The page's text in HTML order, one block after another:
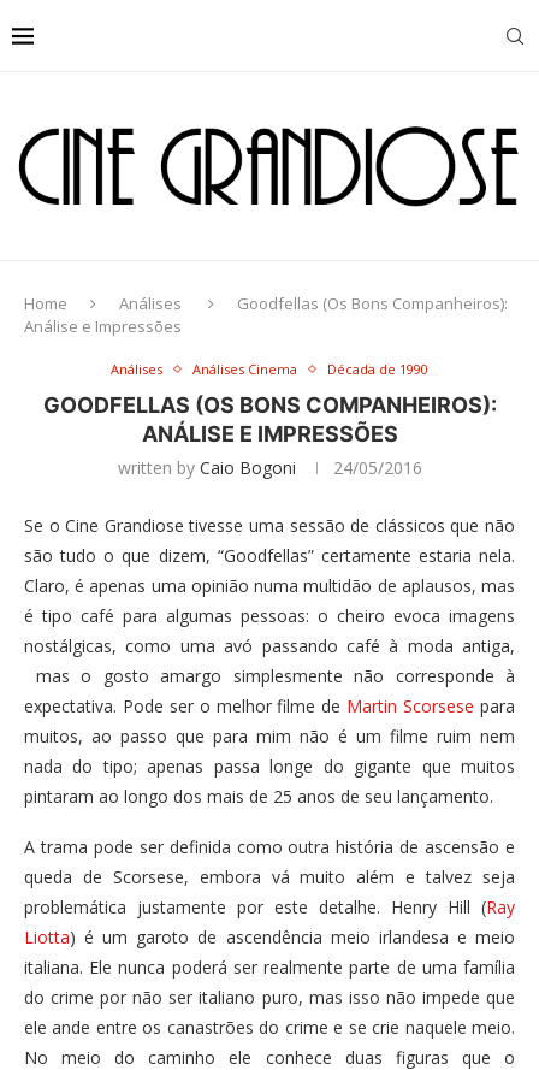
Home Análises
Goodfellas (Os Bons Companheiros):
Análise e Impressões
Análises Análises Cinema Década de 1990
GOODFELLAS (OS BONS COMPANHEIROS):
ANÁLISE E IMPRESSÕES
written by Caio Bogoni 24/05/2016
Se o Cine Grandiose tivesse uma sessão de clássicos que não
são tudo o que dizem, “Goodfellas” certamente estaria nela.
Claro, é apenas uma opinião numa multidão de aplausos, mas
é tipo café para algumas pessoas: o cheiro evoca imagens
nostálgicas, como uma avó passando café à moda antiga,
mas o gosto amargo simplesmente não corresponde à
expectativa. Pode ser o melhor filme de Martin Scorsese para
muitos, ao passo que para mim não é um filme ruim nem
nada do tipo; apenas passa longe do gigante que muitos
pintaram ao longo dos mais de 25 anos de seu lançamento.
A trama pode ser definida como outra história de ascensão e
queda de Scorsese, embora vá muito além e talvez seja
problemática justamente por este detalhe. Henry Hill (Ray
Liotta) é um garoto de ascendência meio irlandesa e meio
italiana. Ele nunca poderá ser realmente parte de uma família
do crime por não ser italiano puro, mas isso não impede que
ele ande entre os canastrões do crime e se crie naquele meio.
No meio do caminho ele conhece duas figuras que o